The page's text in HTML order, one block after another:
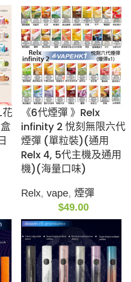
花
《6代煙彈 》Relx
infinity 2 悅刻無限六代
煙彈 (單粒裝)(通用
Relx 4, 5代主機及通用
機)(海量口味)
Relx, vape, 煙彈
$49.00